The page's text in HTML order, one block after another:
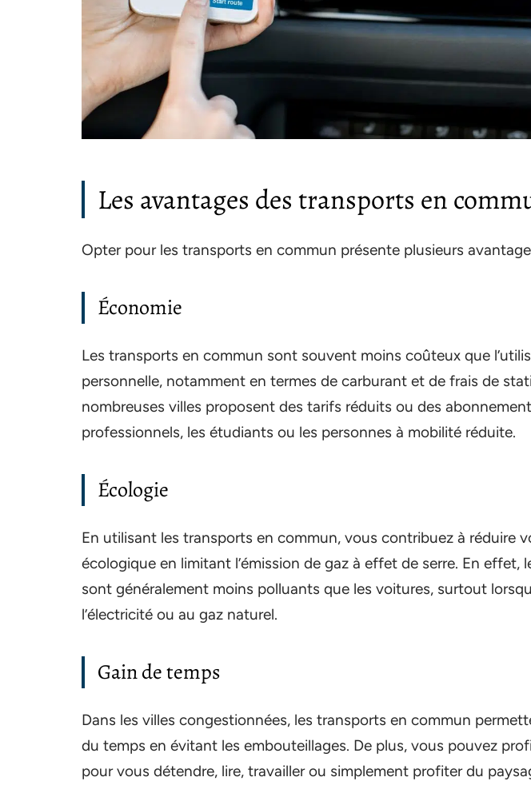
Les avantages des transports en
Opter pour les transports en commun présente plusieurs
Économie
Les transports en commun sont souvent moins coûteux que
personnelle, notamment en termes de carburant et de frais de
nombreuses villes proposent des tarifs réduits ou des
professionnels, les étudiants ou les personnes à mobilité réduite.
Écologie
En utilisant les transports en commun, vous contribuez à réduire
écologique en limitant l’émission de gaz à effet de serre. En effet,
sont généralement moins polluants que les voitures, surtout
l’électricité ou au gaz naturel.
Gain de temps
Dans les villes congestionnées, les transports en commun
du temps en évitant les embouteillages. De plus, vous pouvez
pour vous détendre, lire, travailler ou simplement profiter du